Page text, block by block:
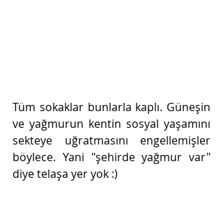
Tüm sokaklar bunlarla kaplı. Güneşin
ve yağmurun kentin sosyal yaşamını
sekteye uğratmasını engellemişler
böylece. Yani "şehirde yağmur var"
diye telaşa yer yok :)